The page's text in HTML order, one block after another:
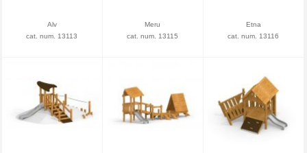
Alv
cat. num. 13113
Meru
cat. num. 13115
Etna
cat. num. 13116